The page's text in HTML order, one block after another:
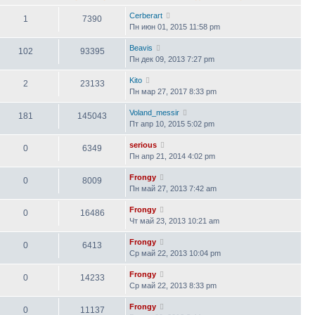
1 7390
Cerberart
Пн июн 01, 2015 11:58 pm
102 93395
Beavis
Пн дек 09, 2013 7:27 pm
2 23133
Kito
Пн мар 27, 2017 8:33 pm
181 145043
Voland_messir
Пт апр 10, 2015 5:02 pm
0 6349
serious
Пн апр 21, 2014 4:02 pm
0 8009
Frongy
Пн май 27, 2013 7:42 am
0 16486
Frongy
Чт май 23, 2013 10:21 am
0 6413
Frongy
Ср май 22, 2013 10:04 pm
0 14233
Frongy
Ср май 22, 2013 8:33 pm
0 11137
Frongy